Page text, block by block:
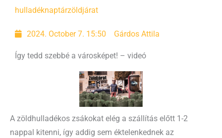
hulladéknaptárzöldjárat
2024. October 7. 15:50 Gárdos Attila
Így tedd szebbé a városképet! – videó
A zöldhulladékos zsákokat elég a szállítás előtt 1-2
nappal kitenni, így addig sem éktelenkednek az